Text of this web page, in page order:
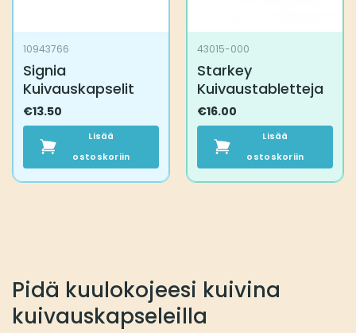
10943766
Signia
Kuivauskapselit
€13.50
Lisää
ostoskoriin
43015-000
Starkey
Kuivaustabletteja
€16.00
Lisää
ostoskoriin
Pidä kuulokojeesi kuivina
kuivauskapseleilla